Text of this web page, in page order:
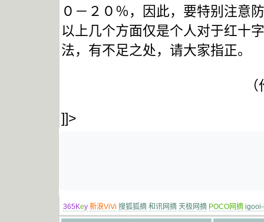
０－２０％，因此，要特别注意
以上几个方面仅是个人对于红十
法，有不足之处，请大家指正。
]]>
365Key 新浪ViVi 搜狐狐摘 和讯网摘 天极网摘 POCO网摘